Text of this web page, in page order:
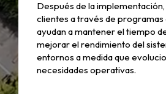
Después de la
clientes a través de programas
ayudan a mantener el tiempo
mejorar el rendimiento del
entornos a medida que
necesidades operativas.